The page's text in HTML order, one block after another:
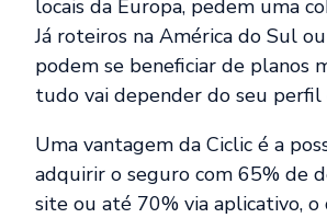
locais da Europa, pedem uma
Já roteiros na América do Sul
podem se beneficiar de planos
tudo vai depender do seu perfil
Uma vantagem da Ciclic é a
adquirir o seguro com 65% de
site ou até 70% via aplicativo,